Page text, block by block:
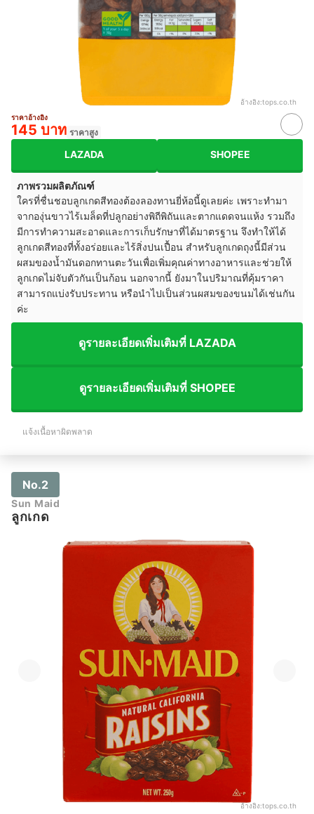
อ้างอิง:tops.co.th
ราคาอ้างอิง
145 บาท ราคาสูง
LAZADA SHOPEE
ภาพรวมผลิตภัณฑ์
ใครที่ชื่นชอบลูกเกดสีทองต้องลองทานยี่ห้อนี้ดูเลยค่ะ เพราะทำมา
จากองุ่นขาวไร้เมล็ดที่ปลูกอย่างพิถีพิถันและตากแดดจนแห้ง รวมถึง
มีการทำความสะอาดและการเก็บรักษาที่ได้มาตรฐาน จึงทำให้ได้
ลูกเกดสีทองที่ทั้งอร่อยและไร้สิ่งปนเปื้อน สำหรับลูกเกดถุงนี้มีส่วน
ผสมของน้ำมันดอกทานตะวันเพื่อเพิ่มคุณค่าทางอาหารและช่วยให้
ลูกเกดไม่จับตัวกันเป็นก้อน นอกจากนี้ ยังมาในปริมาณที่คุ้มราคา
สามารถแบ่งรับประทาน หรือนำไปเป็นส่วนผสมของขนมได้เช่นกัน
ค่ะ
ดูรายละเอียดเพิ่มเติมที่ LAZADA
ดูรายละเอียดเพิ่มเติมที่ SHOPEE
แจ้งเนื้อหาผิดพลาด
No.2
Sun Maid
ลูกเกด
อ้างอิง:tops.co.th